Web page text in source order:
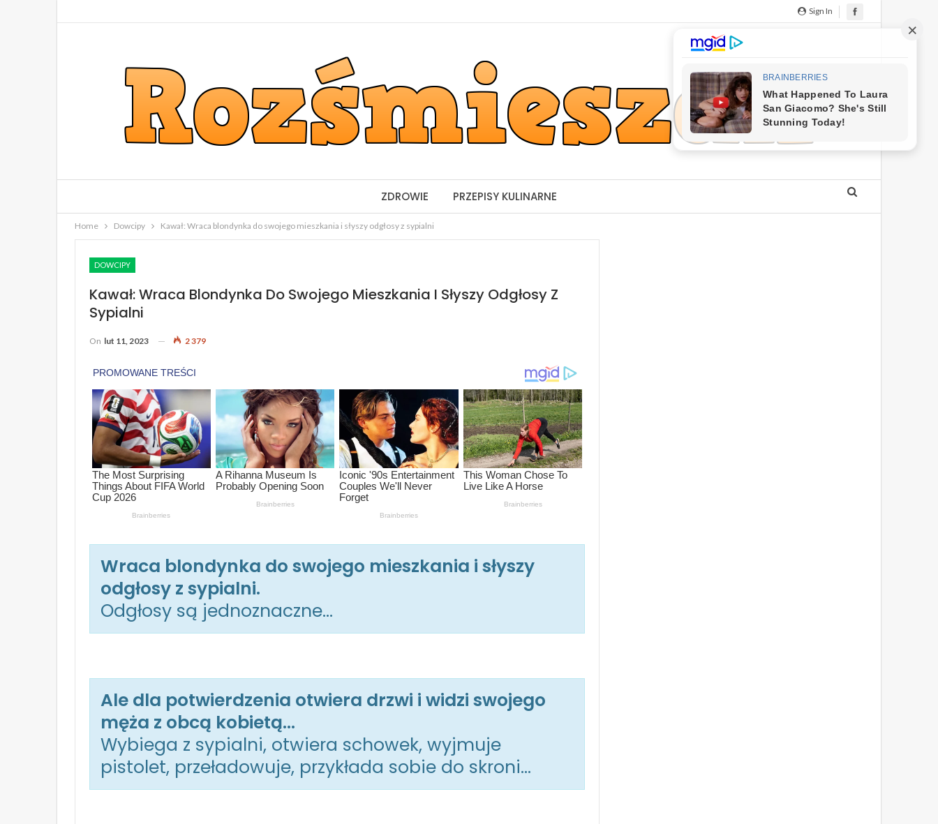
Sign In
ZDROWIE PRZEPISY KULINARNE
Home Dowcipy Kawał: Wraca blondynka do swojego mieszkania i słyszy odgłosy z sypialni
DOWCIPY
Kawał: Wraca Blondynka Do Swojego Mieszkania I Słyszy Odgłosy Z
Sypialni
On lut 11, 2023 2 379
Wraca blondynka do swojego mieszkania i słyszy
odgłosy z sypialni.
Odgłosy są jednoznaczne…
Ale dla potwierdzenia otwiera drzwi i widzi swojego
męża z obcą kobietą…
Wybiega z sypialni, otwiera schowek, wyjmuje
pistolet, przeładowuje, przykłada sobie do skroni…